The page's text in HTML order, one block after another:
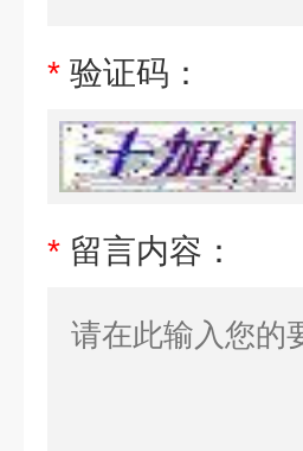
* 验证码：
* 留言内容：